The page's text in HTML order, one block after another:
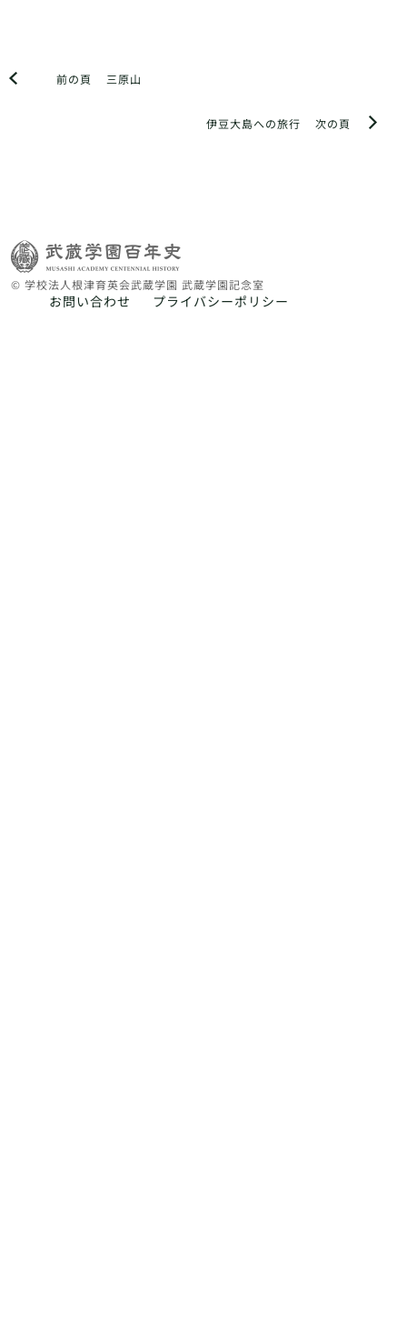
前の頁 三原山
次の頁
伊豆大島への旅行
© 学校法人根津育英会武蔵学園 武蔵学園記念室
お問い合わせ プライバシーポリシー